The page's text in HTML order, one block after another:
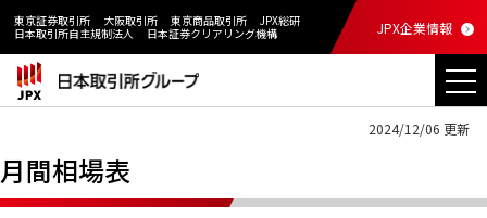
東京証券取引所 大阪取引所 東京商品取引所
JPX総研
日本取引所自主規制法人
日本証券クリアリング機構 JPX企業情報
2024/12/06 更新
月間相場表